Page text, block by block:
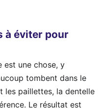
à éviter pour
est une chose, y
tombent dans le
les paillettes, la dentelle
Le résultat est